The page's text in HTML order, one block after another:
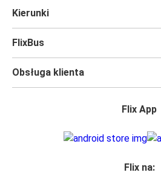
udogodnieniami
nawet jeśli wybierasz się w długą
Wszyscy podróżujący z biletami
wybrać specjalne miejsce,
miejsce ze stolikiem, panoramę
Kierunki
FlixBus
Obsługa klienta
Flix App
Flix na: